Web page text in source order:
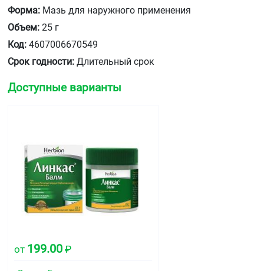
Форма: Мазь для наружного применения
Объем: 25 г
Код: 4607006670549
Срок годности: Длительный срок
Доступные варианты
от 199.00 ₽